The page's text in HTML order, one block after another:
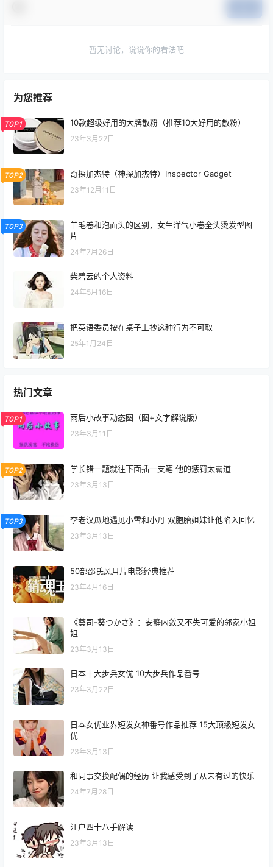
暂无讨论，说说你的看法吧
为您推荐
TOP1 10款超级好用的大牌散粉（推荐10大好用的散粉）
23年3月22日
TOP2 奇探加杰特（神探加杰特）Inspector Gadget
23年12月11日
TOP3
羊毛卷和泡面头的区别，女生洋气小卷全头烫发型图
片
24年7月26日
柴碧云的个人资料
24年5月16日
把英语委员按在桌子上抄这种行为不可取
25年1月24日
热门文章
TOP1 雨后小故事动态图（图+文字解说版）
23年3月11日
TOP2 学长错一题就往下面插一支笔 他的惩罚太霸道
23年3月13日
TOP3 李老汉瓜地遇见小雪和小丹 双胞胎姐妹让他陷入回忆
23年3月13日
50部邵氏风月片电影经典推荐
23年4月16日
《葵司-葵つかさ》：安静内敛又不失可爱的邻家小姐
姐
23年3月13日
日本十大步兵女优 10大步兵作品番号
23年3月22日
日本女优业界短发女神番号作品推荐 15大顶级短发女
优
23年3月13日
和同事交换配偶的经历 让我感受到了从未有过的快乐
24年7月28日
江户四十八手解读
23年3月13日